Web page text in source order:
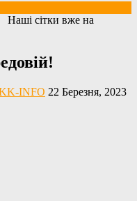
сітки вже на
INFO 22 Березня, 2023